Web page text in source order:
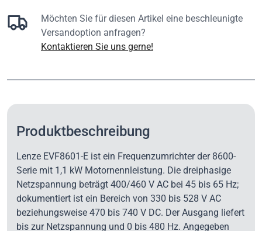
Möchten Sie für diesen Artikel eine beschleunigte
Versandoption anfragen?
Kontaktieren Sie uns gerne!
Produktbeschreibung
Lenze EVF8601-E ist ein Frequenzumrichter der 8600-
Serie mit 1,1 kW Motornennleistung. Die dreiphasige
Netzspannung beträgt 400/460 V AC bei 45 bis 65 Hz;
dokumentiert ist ein Bereich von 330 bis 528 V AC
beziehungsweise 470 bis 740 V DC. Der Ausgang liefert
bis zur Netzspannung und 0 bis 480 Hz. Angegeben